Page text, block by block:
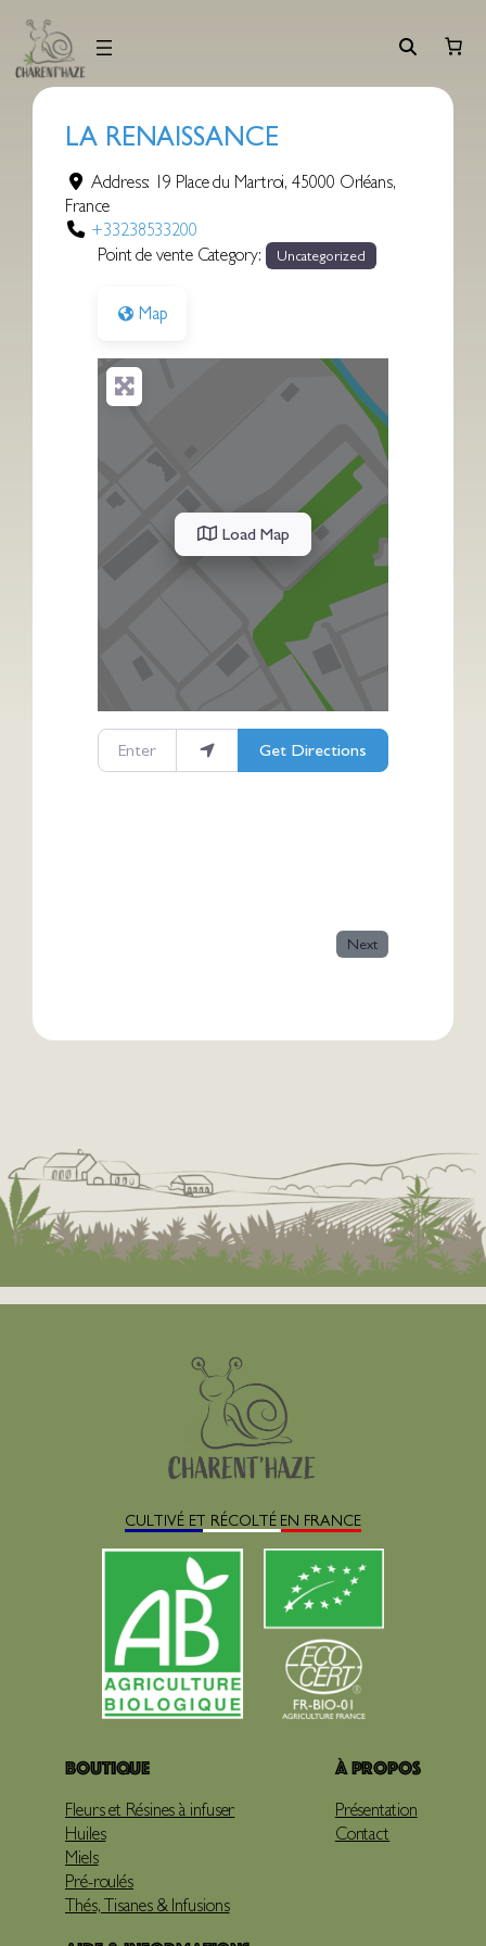
contenu
LA RENAISSANCE
Address: 19 Place du Martroi,45000 Orléans,
France
+33238533200
Point de vente Category:
Uncategorized
Map
Load Map
Enter your location
Get Directions
Next
CULTIVÉ ET RÉCOLTÉ EN FRANCE
Boutique
Fleurs et Résines à infuser
Huiles
Miels
Pré-roulés
Thés, Tisanes & Infusions
À propos
Présentation
Contact